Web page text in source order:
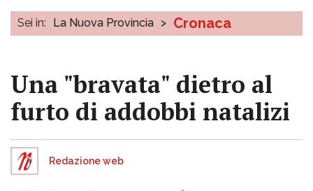
Sei in: La Nuova Provincia > Cronaca
Una "bravata" dietro al
furto di addobbi natalizi
Redazione web